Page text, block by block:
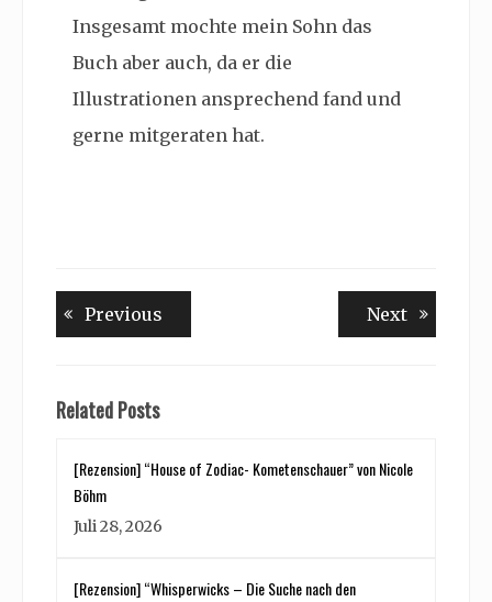
Insgesamt mochte mein Sohn das
Buch aber auch, da er die
Illustrationen ansprechend fand und
gerne mitgeraten hat.
Beitragsnavigation
Previous NextNext
Related Posts
[Rezension] “House of Zodiac- Kometenschauer” von Nicole
Böhm
Juli 28, 2026
[Rezension] “Whisperwicks – Die Suche nach den